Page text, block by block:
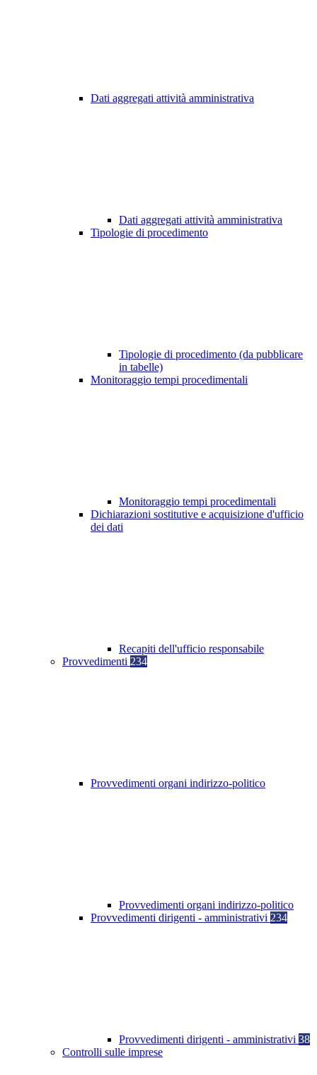
Dati aggregati attività amministrativa
Dati aggregati attività amministrativa
Tipologie di procedimento
Tipologie di procedimento (da pubblicare
in tabelle)
Monitoraggio tempi procedimentali
Monitoraggio tempi procedimentali
Dichiarazioni sostitutive e acquisizione d'ufficio
dei dati
Recapiti dell'ufficio responsabile
Provvedimenti 234
Provvedimenti organi indirizzo-politico
Provvedimenti organi indirizzo-politico
Provvedimenti dirigenti - amministrativi 234
Provvedimenti dirigenti - amministrativi 38
Controlli sulle imprese